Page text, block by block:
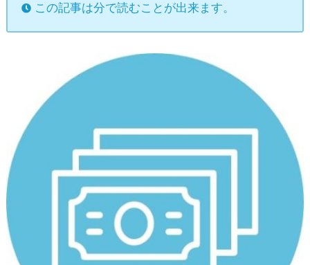
この記事は分で読むことが出来ます。